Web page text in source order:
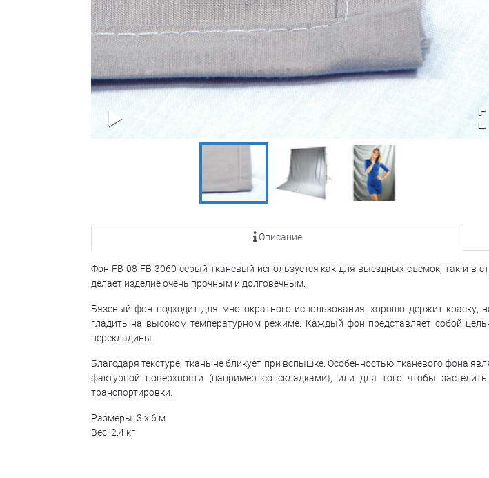
Описание
Фон FB-08 FB-3060 серый тканевый используется как для выездных съемок, так и в
делает изделие очень прочным и долговечным.
Бязевый фон подходит для многократного использования, хорошо держит
гладить на высоком температурном режиме. Каждый фон представляет собой
перекладины.
Благодаря текстуре, ткань не бликует при вспышке. Особенностью тканевого фона
фактурной поверхности (например со складками), или для того чтобы
транспортировки.
Размеры: 3 х 6 м
Вес: 2.4 кг